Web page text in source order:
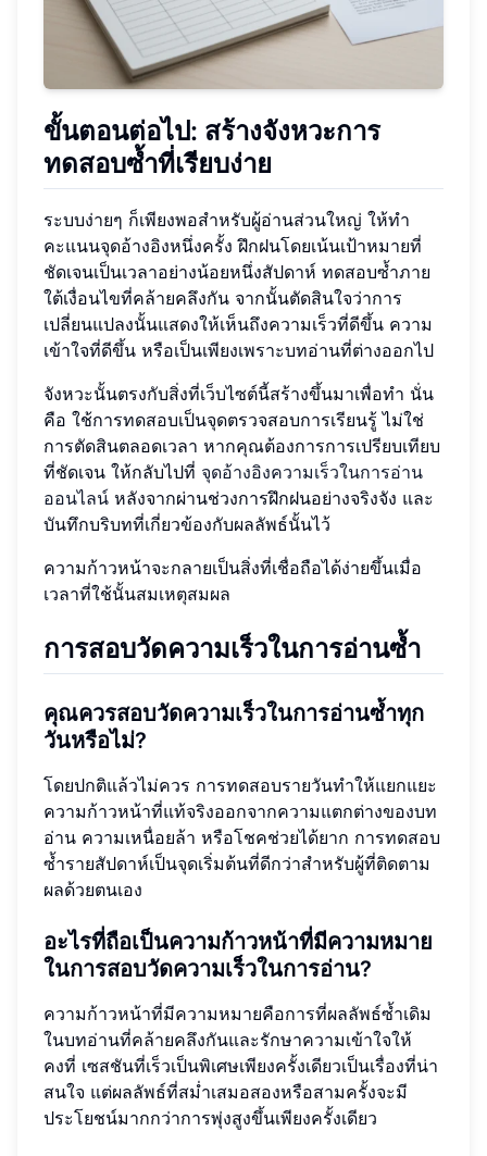
ขั้นตอนต่อไป: สร้างจังหวะการ
ทดสอบซ้ำที่เรียบง่าย
ระบบง่ายๆ ก็เพียงพอสำหรับผู้อ่านส่วนใหญ่ ให้ทำ
คะแนนจุดอ้างอิงหนึ่งครั้ง ฝึกฝนโดยเน้นเป้าหมายที่
ชัดเจนเป็นเวลาอย่างน้อยหนึ่งสัปดาห์ ทดสอบซ้ำภาย
ใต้เงื่อนไขที่คล้ายคลึงกัน จากนั้นตัดสินใจว่าการ
เปลี่ยนแปลงนั้นแสดงให้เห็นถึงความเร็วที่ดีขึ้น ความ
เข้าใจที่ดีขึ้น หรือเป็นเพียงเพราะบทอ่านที่ต่างออกไป
จังหวะนั้นตรงกับสิ่งที่เว็บไซต์นี้สร้างขึ้นมาเพื่อทำ นั่น
คือ ใช้การทดสอบเป็นจุดตรวจสอบการเรียนรู้ ไม่ใช่
การตัดสินตลอดเวลา หากคุณต้องการการเปรียบเทียบ
ที่ชัดเจน ให้กลับไปที่ จุดอ้างอิงความเร็วในการอ่าน
ออนไลน์ หลังจากผ่านช่วงการฝึกฝนอย่างจริงจัง และ
บันทึกบริบทที่เกี่ยวข้องกับผลลัพธ์นั้นไว้
ความก้าวหน้าจะกลายเป็นสิ่งที่เชื่อถือได้ง่ายขึ้นเมื่อ
เวลาที่ใช้นั้นสมเหตุสมผล
การสอบวัดความเร็วในการอ่านซ้ำ
คุณควรสอบวัดความเร็วในการอ่านซ้ำทุก
วันหรือไม่?
โดยปกติแล้วไม่ควร การทดสอบรายวันทำให้แยกแยะ
ความก้าวหน้าที่แท้จริงออกจากความแตกต่างของบท
อ่าน ความเหนื่อยล้า หรือโชคช่วยได้ยาก การทดสอบ
ซ้ำรายสัปดาห์เป็นจุดเริ่มต้นที่ดีกว่าสำหรับผู้ที่ติดตาม
ผลด้วยตนเอง
อะไรที่ถือเป็นความก้าวหน้าที่มีความหมาย
ในการสอบวัดความเร็วในการอ่าน?
ความก้าวหน้าที่มีความหมายคือการที่ผลลัพธ์ซ้ำเดิม
ในบทอ่านที่คล้ายคลึงกันและรักษาความเข้าใจให้
คงที่ เซสชันที่เร็วเป็นพิเศษเพียงครั้งเดียวเป็นเรื่องที่น่า
สนใจ แต่ผลลัพธ์ที่สม่ำเสมอสองหรือสามครั้งจะมี
ประโยชน์มากกว่าการพุ่งสูงขึ้นเพียงครั้งเดียว